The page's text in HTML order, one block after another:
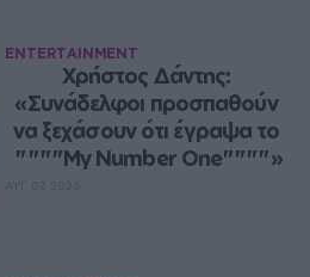
ENTERTAINMENT
Χρήστος Δάντης:
«Συνάδελφοι προσπαθούν
να ξεχάσουν ότι έγραψα το
""""My Number One""""»